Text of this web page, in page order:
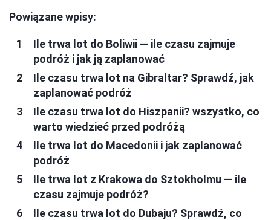
Powiązane wpisy:
Ile trwa lot do Boliwii — ile czasu zajmuje
podróż i jak ją zaplanować
Ile czasu trwa lot na Gibraltar? Sprawdź, jak
zaplanować podróż
Ile czasu trwa lot do Hiszpanii? wszystko, co
warto wiedzieć przed podróżą
Ile trwa lot do Macedonii i jak zaplanować
podróż
Ile trwa lot z Krakowa do Sztokholmu — ile
czasu zajmuje podróż?
Ile czasu trwa lot do Dubaju? Sprawdź, co